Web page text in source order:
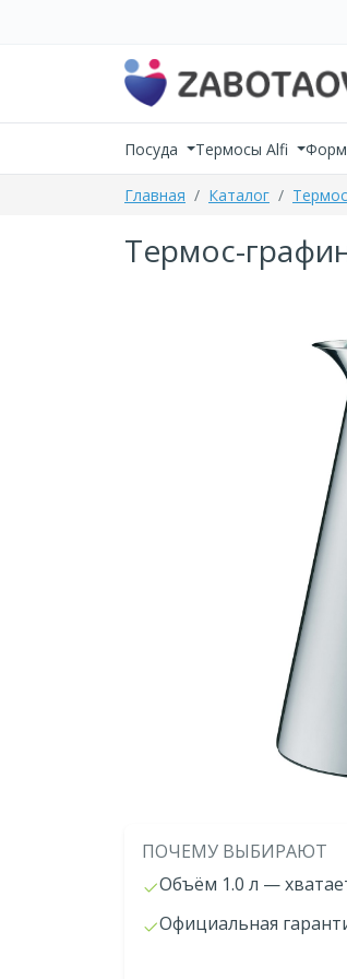
Посуда Термосы Alfi
Главная Каталог
Термос-
ПОЧЕМУ ВЫБИРАЮТ
Объём 1.0 л —
Официальная